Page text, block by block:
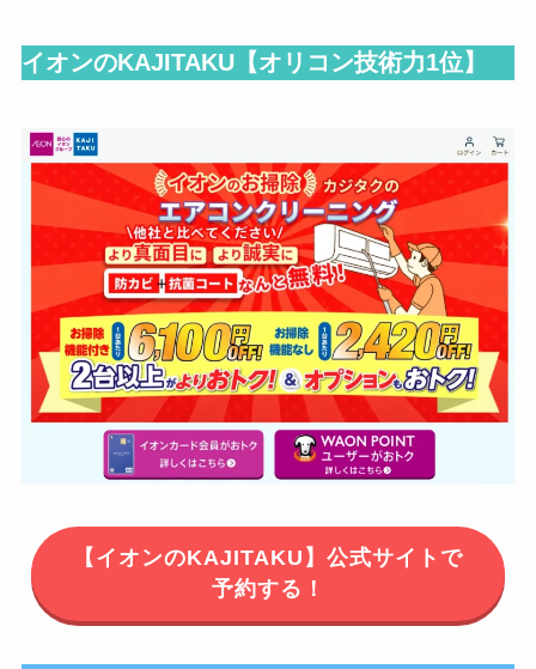
イオンのKAJITAKU【オリコン技術力1位】
【イオンのKAJITAKU】公式サイトで
予約する！